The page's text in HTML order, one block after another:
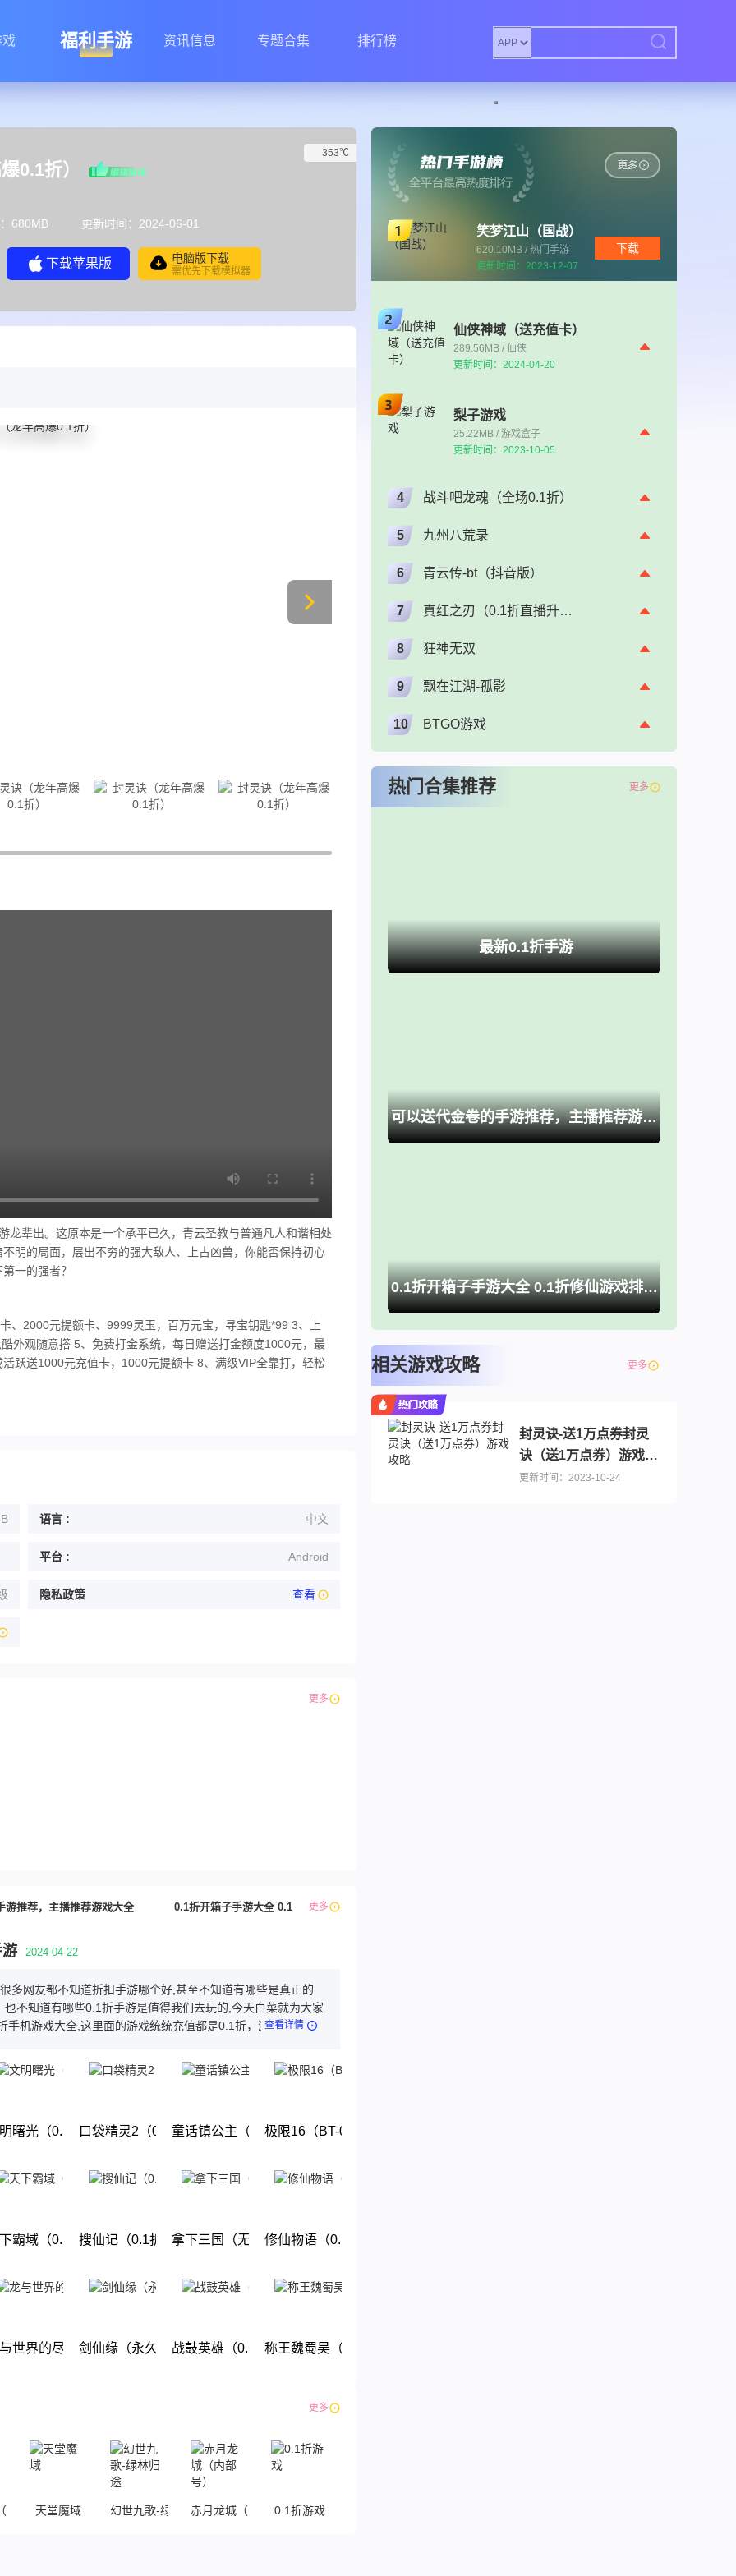
戏 福利手游 资讯信息 专题合集 排行榜
0.1折）
680MB 更新时间：2024-06-01
下载苹果版 电脑版下载
需优先下载模拟器
353℃
龙辈出。这原本是一个承平已久，青云圣教与普通凡人和谐相处
明的局面，层出不穷的强大敌人、上古凶兽，你能否保持初心
一的强者？
、2000元提额卡、9999灵玉，百万元宝，寻宝钥匙*99 3、上
外观随意撘 5、免费打金系统，每日赠送打金额度1000元，最
跃送1000元充值卡，1000元提额卡 8、满级VIP全靠打，轻松
语言 : 中文
平台 : Android
隐私政策 查看
更多
更多
游推荐，主播推荐游戏大全 0.1折开箱子手游大全 0.1折修仙游戏排行榜推荐
2024-04-22
多网友都不知道折扣手游哪个好,甚至不知道有哪些是真正的
也不知道有哪些0.1折手游是值得我们去玩的,今天白菜就为大家
手机游戏大全,这里面的游戏统统充值都是0.1折，游戏上线就
验吧!
查看详情
极送百亿元宝）
曙光（0.1折GM修改版）
下载
口袋精灵2（0.1折送超梦）
下载
童话镇公主（0.1折）
下载
极限16（BT-0.1折无限元宝）
下载
限福利）
霸域（0.1折扣版）
下载
搜仙记（0.1折送60万工资）
下载
拿下三国（无限抽奖0.1折）
下载
修仙物语（0.1折功德版）
下载
限商城）
世界的尽头(0.1折)剑仙缘（永久0.1折）战鼓英雄（0.1折送超赛小队）称王魏蜀吴（0.1折送魔吕布）
更多
0.1折传奇）
天堂魔域 幻世九歌-绿林归途赤月龙城（内部号）0.1折游戏
笑梦江山（国战）
620.10MB / 热门手游
更新时间：2023-12-07
下载
仙侠神域（送充值卡）
289.56MB / 仙侠
更新时间：2024-04-20
梨子游戏
25.22MB / 游戏盒子
更新时间：2023-10-05
4 战斗吧龙魂（全场0.1折）
5 九州八荒录
6 青云传-bt（抖音版）
7 真红之刃（0.1折直播升级版）（奇迹）
8 狂神无双
9 飘在江湖-孤影
10 BTGO游戏
热门合集推荐 更多
最新0.1折手游
可以送代金卷的手游推荐，主播推荐游戏大全
0.1折开箱子手游大全 0.1折修仙游戏排行榜推荐
相关游戏攻略 更多
封灵诀-送1万点券封灵
诀（送1万点券）游戏攻
略
更新时间：2023-10-24